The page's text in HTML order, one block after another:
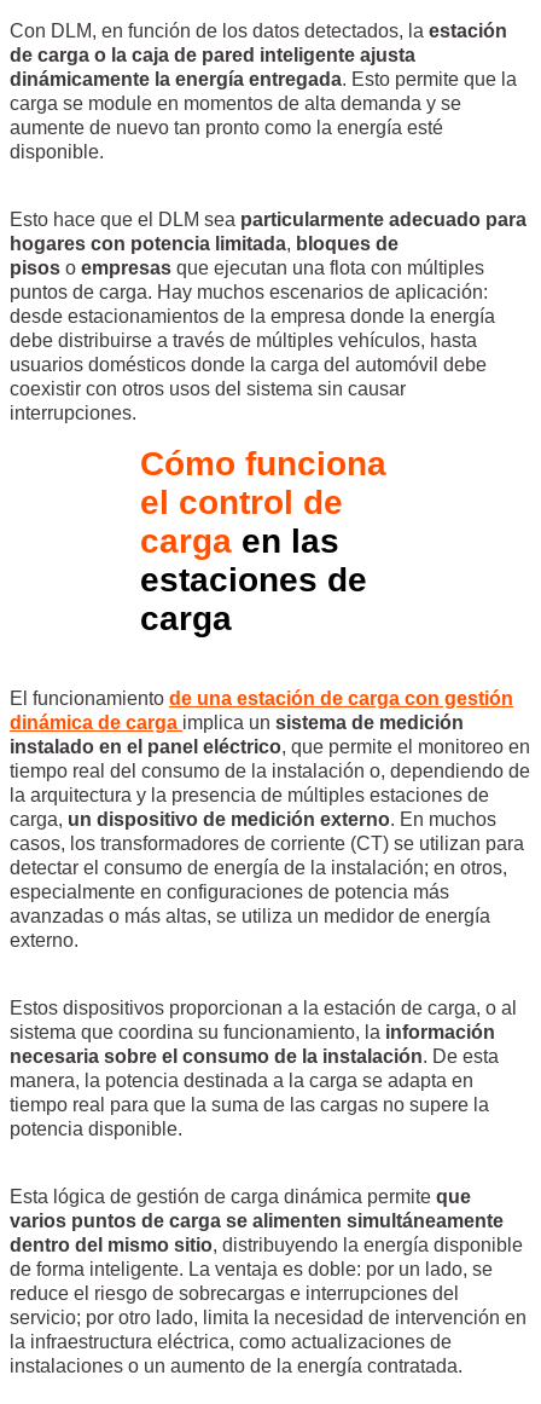
Con DLM, en función de los datos detectados, la estación
de carga o la caja de pared inteligente ajusta
dinámicamente la energía entregada. Esto permite que la
carga se module en momentos de alta demanda y se
aumente de nuevo tan pronto como la energía esté
disponible.
Esto hace que el DLM sea particularmente adecuado para
hogares con potencia limitada, bloques de
pisos o empresas que ejecutan una flota con múltiples
puntos de carga. Hay muchos escenarios de aplicación:
desde estacionamientos de la empresa donde la energía
debe distribuirse a través de múltiples vehículos, hasta
usuarios domésticos donde la carga del automóvil debe
coexistir con otros usos del sistema sin causar
interrupciones.
Cómo funciona
el control de
carga en las
estaciones de
carga
El funcionamiento de una estación de carga con gestión
dinámica de carga implica un sistema de medición
instalado en el panel eléctrico, que permite el monitoreo en
tiempo real del consumo de la instalación o, dependiendo de
la arquitectura y la presencia de múltiples estaciones de
carga, un dispositivo de medición externo. En muchos
casos, los transformadores de corriente (CT) se utilizan para
detectar el consumo de energía de la instalación; en otros,
especialmente en configuraciones de potencia más
avanzadas o más altas, se utiliza un medidor de energía
externo.
Estos dispositivos proporcionan a la estación de carga, o al
sistema que coordina su funcionamiento, la información
necesaria sobre el consumo de la instalación. De esta
manera, la potencia destinada a la carga se adapta en
tiempo real para que la suma de las cargas no supere la
potencia disponible.
Esta lógica de gestión de carga dinámica permite que
varios puntos de carga se alimenten simultáneamente
dentro del mismo sitio, distribuyendo la energía disponible
de forma inteligente. La ventaja es doble: por un lado, se
reduce el riesgo de sobrecargas e interrupciones del
servicio; por otro lado, limita la necesidad de intervención en
la infraestructura eléctrica, como actualizaciones de
instalaciones o un aumento de la energía contratada.